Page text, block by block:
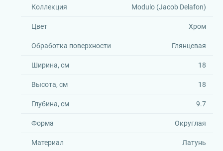
Коллекция Modulo (Jacob Delafon)
Цвет Хром
Обработка поверхности Глянцевая
Ширина, см 18
Высота, см 18
Глубина, см 9.7
Форма Округлая
Материал Латунь